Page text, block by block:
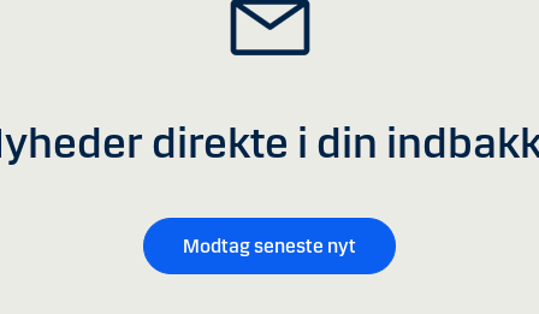
direkte i din
Modtag seneste nyt